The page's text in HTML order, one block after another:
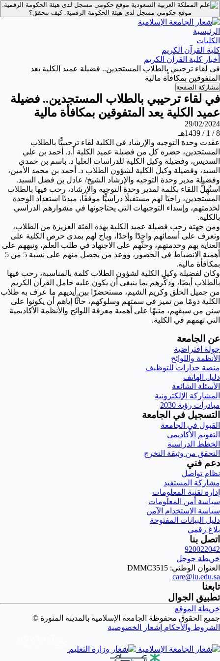
موقع حكومي مسجل لدى هيئة الحكومة الرقمية.
موقع حكومي مسجل لدى هيئة الحكومة الرقمية.كيف تتحقق؟
الرئيسية
الكليات
كلية القرآن الكريم
أخبار كلية القرآن الكريم
في لقاء ترحيبي بالطلاب المستجدين.. فضيلة عميد الكلية يعد
المتفوقين بمكافأة مالية
مشاركة الصفحة
في لقاء ترحيبي بالطلاب المستجدين.. فضيلة
عميد الكلية يعد المتفوقين بمكافأة مالية
29/02/2024
8 / 1 / 1439هـ
عقدت وحدة التوجيه والإرشاد في الكلية لقاء ترحيبيًّا بالطلاب
المستجدين، حضره كل من فضيلة عميد الكلية أ.د. أحمد بن علي
السديس، وفضيلة وكيل الكلية للدراسات العليا د. باسم بن حمدي
السيد، وفضيلة وكيل الكلية لشؤون الطلاب د. أحمد بن محمد الأمين،
وفضيلة مدير وحدة التوجيه والإرشاد الشيخ/ عادل بن فضل السيد.
استُهِلَّ اللقاء بكلمة لمدير وحدة التوجيه والإرشاد، رحب فيها بالطلاب
المستجدين، راجيًا لهم مستقبلًا دراسيًّا موفقًا، مبديًا استعداد الوحدة
لخدمتهم، وإسداء التوجيهات التي يحتاجونها في مشوارهم الدراسي
بالكلية.
ومن جهته رحب فضيلة عميد الكلية بهذه الفئة العزيزة من الطلاب،
وتعرف على أسمائهم واحدًا واحدًا، وباح لهم بمدى حرص الكلية على
العناية بهم وخدمتهم، وحثَّهم على الاجتهاد في طلب العلم، ونبههم على
أهمية الانضباط في الحضور، ووعد من يحصل منهم على نسبة 5 من 5
بمكافأة مالية.
وكان لفضيلة وكيل الكلية لشؤون الطلاب كلمة بالمناسبة، رحب فيها
بالطلاب أيضًا، وذكّرهم بما ينبغي أن يكون عليه حامل القرآن الكريم
من جميل الخلق وكريم الشيم، مستحضرًا بين أيديهم ما عرف به طلاب
الكلية دومًا من تميز في سمتهم وسلوكهم، حاثًّا إياهم أن يكونوا على
سنن من سبقهم، منبهًا على أهمية معرفة اللوائح والأنظمة الأكاديمية
التي تهمهم في الكلية.
عن الجامعة
جولة افتراضية
الأنظمة واللوائح
منصة جدارات للتوظيف
دليل الهاتف
الأسئلة الشائعة
المشاركة الإلكترونية
مبادرات رؤية 2030
التسجيل في الجامعة
القبول في الجامعة
التقويم الأكاديمي
الخطط الدراسية
التحقق من وثيقة التخرج
دعم فني
نظام تواصل
مشاركة المستفيد
إدارة تقنية المعلومات
سياسة أمن المعلومات
سياسة الاستخدام الآمن
دليل البيانات المفتوحة
بلاغ رقمي
اتصل بنا
920022042
خريطة جوجل
العنوان الوطني: DMMC3515
care@iu.edu.sa
تابعنا
تطبيق الجوال
خريطة الموقع
جميع الحقوق محفوظة الجامعة الإسلامية بالمدينة المنورة ©
الشروط والأحكام إشعار الخصوصية